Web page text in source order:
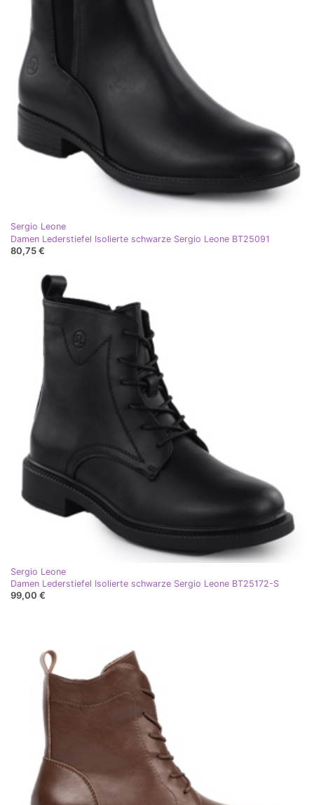
Sergio Leone
Damen Lederstiefel Isolierte schwarze Sergio Leone BT25091
80,75 €
Sergio Leone
Damen Lederstiefel Isolierte schwarze Sergio Leone BT25172-S
99,00 €